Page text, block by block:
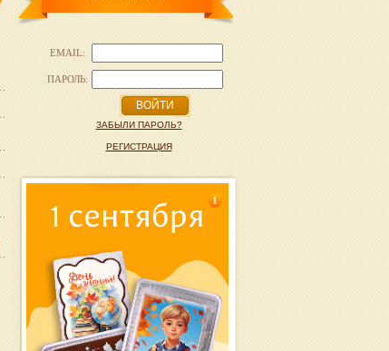
EMAIL:
ПАРОЛЬ:
ВОЙТИ
ЗАБЫЛИ ПАРОЛЬ?
РЕГИСТРАЦИЯ
1